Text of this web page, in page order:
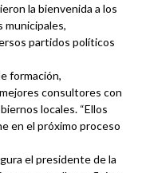
la bienvenida a los
municipales,
partidos políticos
formación,
consultores con
locales. “Ellos
en el próximo proceso
el presidente de la